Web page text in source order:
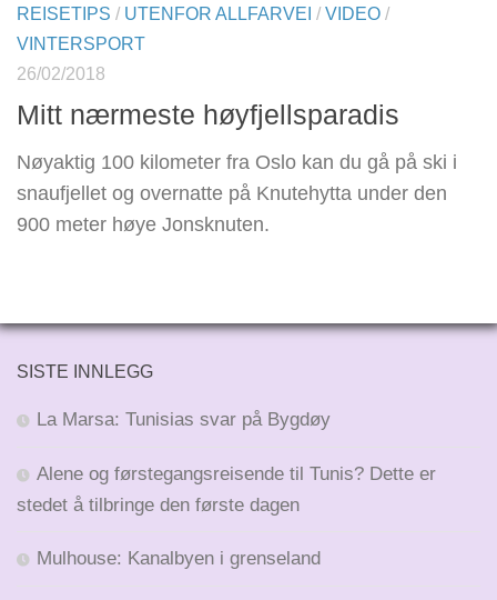
REISETIPS / UTENFOR ALLFARVEI / VIDEO /
VINTERSPORT
26/02/2018
Mitt nærmeste høyfjellsparadis
Nøyaktig 100 kilometer fra Oslo kan du gå på ski i
snaufjellet og overnatte på Knutehytta under den
900 meter høye Jonsknuten.
SISTE INNLEGG
La Marsa: Tunisias svar på Bygdøy
Alene og førstegangsreisende til Tunis? Dette er
stedet å tilbringe den første dagen
Mulhouse: Kanalbyen i grenseland